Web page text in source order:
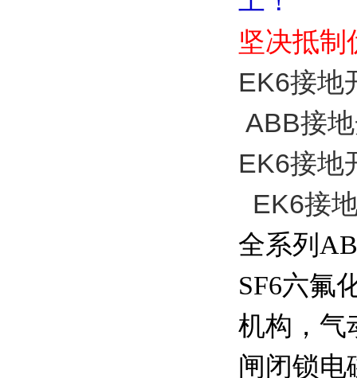
坚决抵
EK6接地
ABB接
EK6接地
EK6接
全系列
SF6六氟
机构，气
闸闭锁电